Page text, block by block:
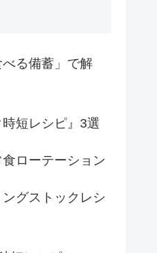
る備蓄」で解
時短レシピ』3選
ローテーション
グストックレシ